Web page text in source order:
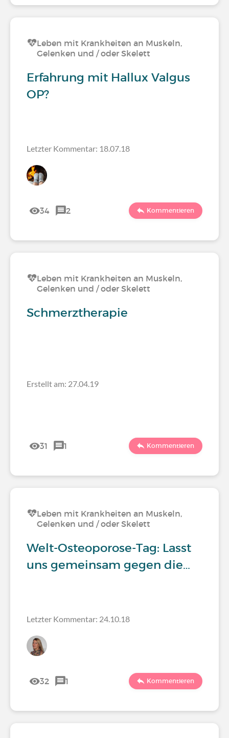
Leben mit Krankheiten an Muskeln,
Gelenken und / oder Skelett
Erfahrung mit Hallux Valgus
OP?
Letzter Kommentar: 18.07.18
34 2 Kommentieren
Leben mit Krankheiten an Muskeln,
Gelenken und / oder Skelett
Schmerztherapie
Erstellt am: 27.04.19
31 1 Kommentieren
Leben mit Krankheiten an Muskeln,
Gelenken und / oder Skelett
Welt-Osteoporose-Tag: Lasst
uns gemeinsam gegen die…
Letzter Kommentar: 24.10.18
32 1 Kommentieren